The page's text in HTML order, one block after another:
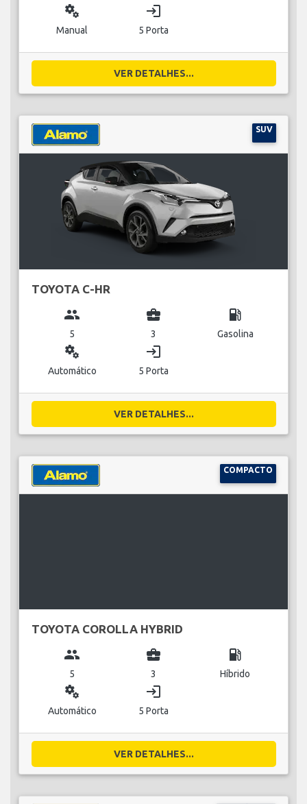
miscellaneous_services
Manual
login
5 Porta
VER DETALHES...
SUV
TOYOTA C-HR
group
5
business_center
3
local_gas_station
Gasolina
miscellaneous_services
Automático
login
5 Porta
VER DETALHES...
COMPACTO
TOYOTA COROLLA HYBRID
group
5
business_center
3
local_gas_station
Híbrido
miscellaneous_services
Automático
login
5 Porta
VER DETALHES...